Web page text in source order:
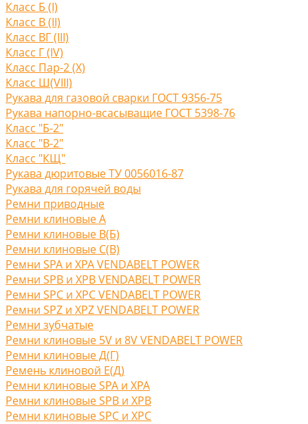
Класс Б (I)
Класс В (II)
Класс ВГ (III)
Класс Г (IV)
Класс Пар-2 (X)
Класс Ш(VIII)
Рукава для газовой сварки ГОСТ 9356-75
Рукава напорно-всасыващие ГОСТ 5398-76
Класс "Б-2"
Класс "В-2"
Класс "КЩ"
Рукава дюритовые ТУ 0056016-87
Рукава для горячей воды
Ремни приводные
Ремни клиновые A
Ремни клиновые В(Б)
Ремни клиновые С(B)
Ремни SPA и XPA VENDABELT POWER
Ремни SPB и XPB VENDABELT POWER
Ремни SPC и XPC VENDABELT POWER
Ремни SPZ и XPZ VENDABELT POWER
Ремни зубчатые
Ремни клиновые 5V и 8V VENDABELT POWER
Ремни клиновые Д(Г)
Ремень клиновой Е(Д)
Ремни клиновые SPA и XPA
Ремни клиновые SPB и XPB
Ремни клиновые SPC и XPC